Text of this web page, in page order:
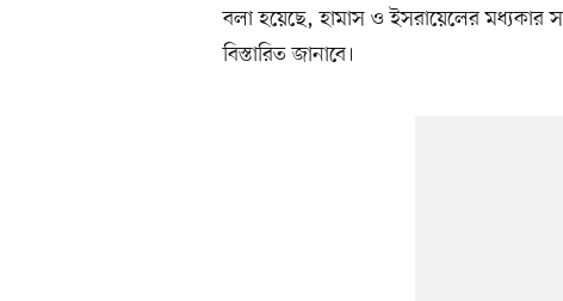
বলা হয়েছে, হামাস ও ইসরায়েলের মধ্যকার
বিস্তারিত জানাবে।